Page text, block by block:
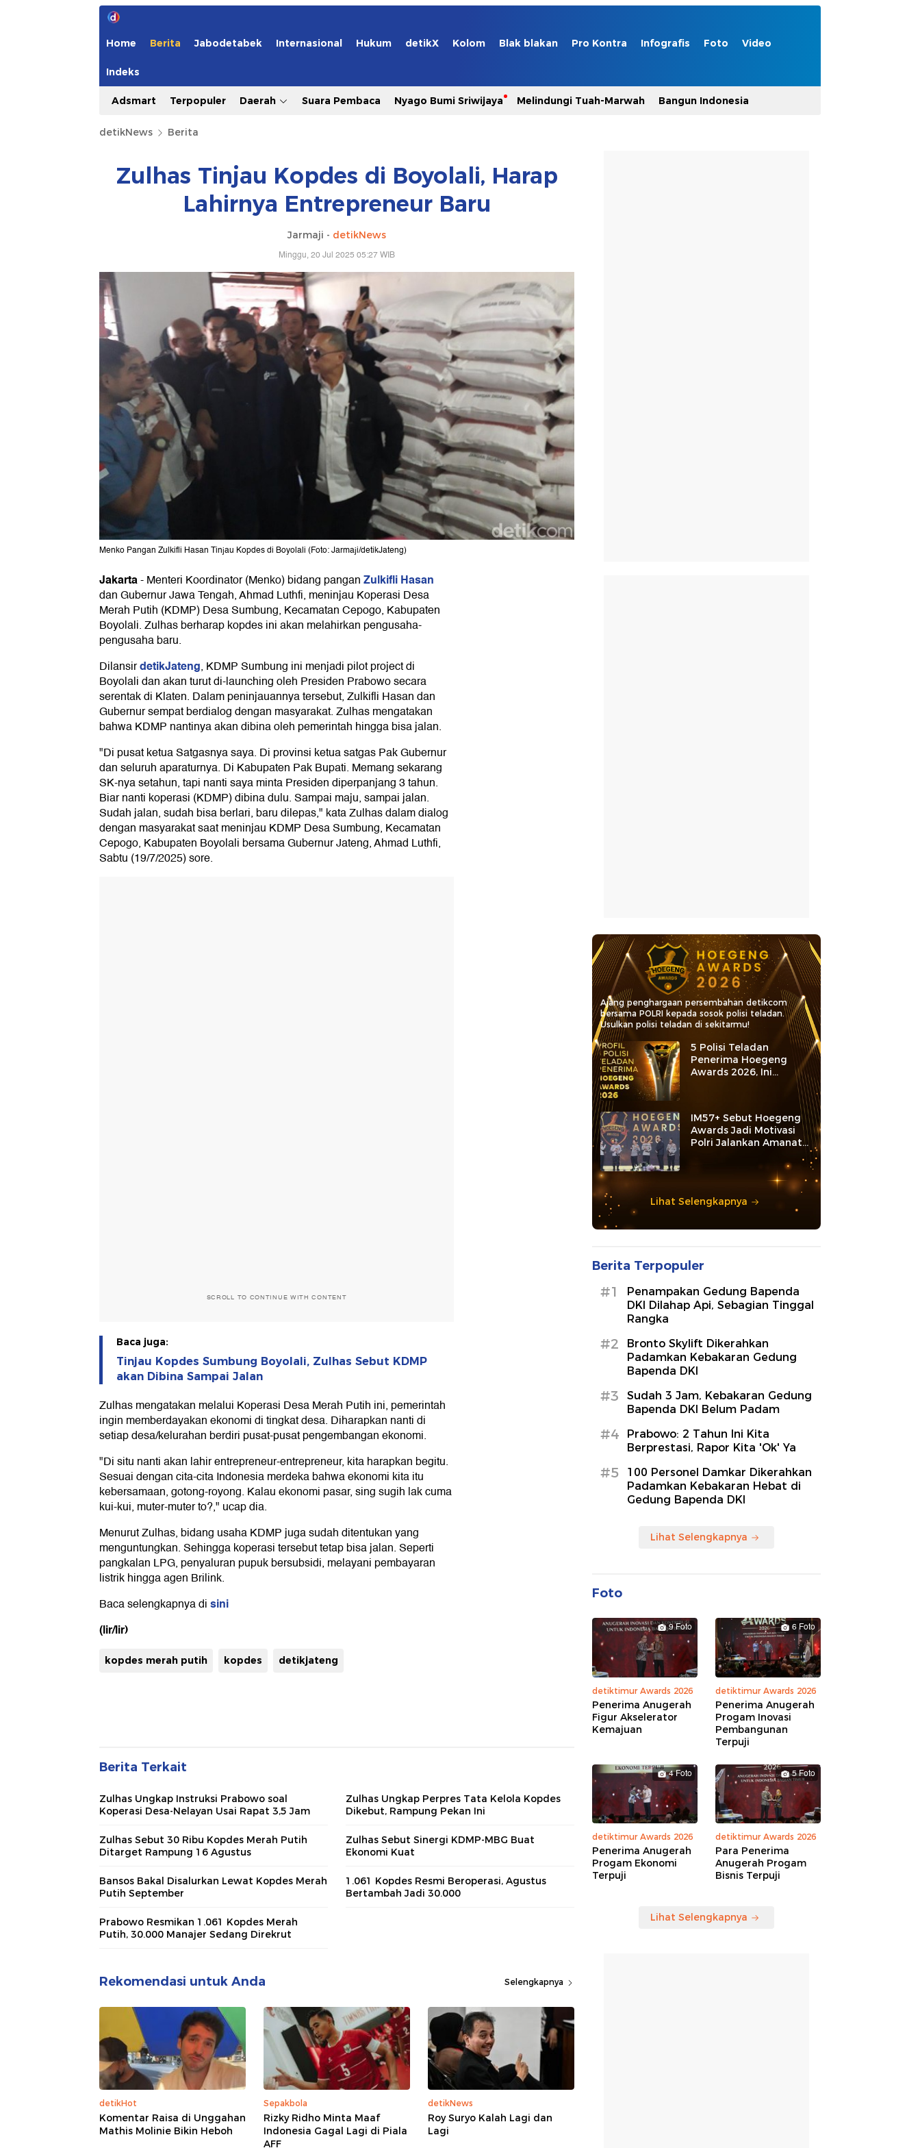
Home Berita Jabodetabek Internasional Hukum detikX Kolom Blak blakan Pro Kontra Infografis Foto Video
Indeks
Adsmart Terpopuler Daerah Suara Pembaca Nyago Bumi Sriwijaya Melindungi Tuah-Marwah Bangun Indonesia
detikNews Berita
Zulhas Tinjau Kopdes di Boyolali, Harap
Lahirnya Entrepreneur Baru
Jarmaji - detikNews
Minggu, 20 Jul 2025 05:27 WIB
Menko Pangan Zulkifli Hasan Tinjau Kopdes di Boyolali (Foto: Jarmaji/detikJateng)
Jakarta-Menteri Koordinator (Menko) bidang panganZulkifli Hasan
dan Gubernur Jawa Tengah, Ahmad Luthfi, meninjau Koperasi Desa
Merah Putih (KDMP) Desa Sumbung, Kecamatan Cepogo, Kabupaten
Boyolali. Zulhas berharap kopdes ini akan melahirkan pengusaha-
pengusaha baru.
DilansirdetikJateng, KDMP Sumbung ini menjadi pilot project di
Boyolali dan akan turut di-launching oleh Presiden Prabowo secara
serentak di Klaten. Dalam peninjauannya tersebut, Zulkifli Hasan dan
Gubernur sempat berdialog dengan masyarakat. Zulhas mengatakan
bahwa KDMP nantinya akan dibina oleh pemerintah hingga bisa jalan.
"Di pusat ketua Satgasnya saya. Di provinsi ketua satgas Pak Gubernur
dan seluruh aparaturnya. Di Kabupaten Pak Bupati. Memang sekarang
SK-nya setahun, tapi nanti saya minta Presiden diperpanjang 3 tahun.
Biar nanti koperasi (KDMP) dibina dulu. Sampai maju, sampai jalan.
Sudah jalan, sudah bisa berlari, baru dilepas," kata Zulhas dalam dialog
dengan masyarakat saat meninjau KDMP Desa Sumbung, Kecamatan
Cepogo, Kabupaten Boyolali bersama Gubernur Jateng, Ahmad Luthfi,
Sabtu (19/7/2025) sore.
SCROLL TO CONTINUE WITH CONTENT
Baca juga:
Tinjau Kopdes Sumbung Boyolali, Zulhas Sebut KDMP
akan Dibina Sampai Jalan
Zulhas mengatakan melalui Koperasi Desa Merah Putih ini, pemerintah
ingin memberdayakan ekonomi di tingkat desa. Diharapkan nanti di
setiap desa/kelurahan berdiri pusat-pusat pengembangan ekonomi.
"Di situ nanti akan lahir entrepreneur-entrepreneur, kita harapkan begitu.
Sesuai dengan cita-cita Indonesia merdeka bahwa ekonomi kita itu
kebersamaan, gotong-royong. Kalau ekonomi pasar, sing sugih lak cuma
kui-kui, muter-muter to?," ucap dia.
Menurut Zulhas, bidang usaha KDMP juga sudah ditentukan yang
menguntungkan. Sehingga koperasi tersebut tetap bisa jalan. Seperti
pangkalan LPG, penyaluran pupuk bersubsidi, melayani pembayaran
listrik hingga agen Brilink.
Baca selengkapnya disini
(lir/lir)
kopdes merah putih kopdes detikjateng
Berita Terkait
Zulhas Ungkap Instruksi Prabowo soal
Koperasi Desa-Nelayan Usai Rapat 3,5 Jam
Zulhas Ungkap Perpres Tata Kelola Kopdes
Dikebut, Rampung Pekan Ini
Zulhas Sebut 30 Ribu Kopdes Merah Putih
Ditarget Rampung 16 Agustus
Zulhas Sebut Sinergi KDMP-MBG Buat
Ekonomi Kuat
Bansos Bakal Disalurkan Lewat Kopdes Merah
Putih September
1.061 Kopdes Resmi Beroperasi, Agustus
Bertambah Jadi 30.000
Prabowo Resmikan 1.061 Kopdes Merah
Putih, 30.000 Manajer Sedang Direkrut
Rekomendasi untuk Anda Selengkapnya
detikHot
Komentar Raisa di Unggahan
Mathis Molinie Bikin Heboh
Sepakbola
Rizky Ridho Minta Maaf
Indonesia Gagal Lagi di Piala
AFF
detikNews
Roy Suryo Kalah Lagi dan
Lagi
Ajang penghargaan persembahan detikcom
bersama POLRI kepada sosok polisi teladan.
Usulkan polisi teladan di sekitarmu!
5 Polisi Teladan
Penerima Hoegeng
Awards 2026, Ini
Kategori dan Kiprahnya
IM57+ Sebut Hoegeng
Awards Jadi Motivasi
Polri Jalankan Amanat
Lihat Selengkapnya
Berita Terpopuler
#1
Penampakan Gedung Bapenda
DKI Dilahap Api, Sebagian Tinggal
Rangka
#2
Bronto Skylift Dikerahkan
Padamkan Kebakaran Gedung
Bapenda DKI
#3
Sudah 3 Jam, Kebakaran Gedung
Bapenda DKI Belum Padam
#4
Prabowo: 2 Tahun Ini Kita
Berprestasi, Rapor Kita 'Ok' Ya
#5
100 Personel Damkar Dikerahkan
Padamkan Kebakaran Hebat di
Gedung Bapenda DKI
Lihat Selengkapnya
Foto
9 Foto
detiktimur Awards 2026
Penerima Anugerah
Figur Akselerator
Kemajuan
6 Foto
detiktimur Awards 2026
Penerima Anugerah
Progam Inovasi
Pembangunan
Terpuji
4 Foto
detiktimur Awards 2026
Penerima Anugerah
Progam Ekonomi
Terpuji
5 Foto
detiktimur Awards 2026
Para Penerima
Anugerah Progam
Bisnis Terpuji
Lihat Selengkapnya